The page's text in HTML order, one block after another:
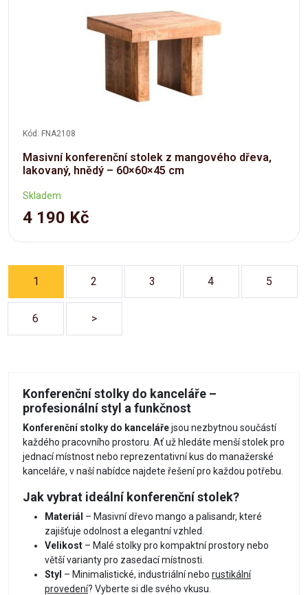
Kód: FNA2108
Masivní konferenční stolek z mangového dřeva,
lakovaný, hnědý – 60×60×45 cm
Skladem
4 190 Kč
1 2 3 4 5
6 >
Konferenční stolky do kanceláře –
profesionální styl a funkčnost
Konferenční stolky do kancelářejsou nezbytnou součástí
každého pracovního prostoru. Ať už hledáte menší stolek pro
jednací místnost nebo reprezentativní kus do manažerské
kanceláře, v naší nabídce najdete řešení pro každou potřebu.
Jak vybrat ideální konferenční stolek?
Materiál – Masivní dřevo mango a palisandr, které
zajišťuje odolnost a elegantní vzhled.
Velikost – Malé stolky pro kompaktní prostory nebo
větší varianty pro zasedací místnosti.
Styl – Minimalistické, industriální nebo rustikální
provedení? Vyberte si dle svého vkusu.